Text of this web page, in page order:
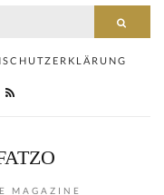
MAGAZINE